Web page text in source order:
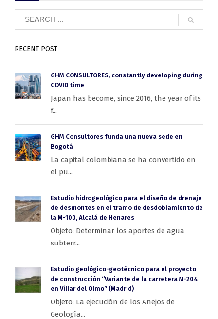
RECENT POST
GHM CONSULTORES, constantly developing during
COVID time
Japan has become, since 2016, the year of its
f...
GHM Consultores funda una nueva sede en
Bogotá
La capital colombiana se ha convertido en
el pu...
Estudio hidrogeológico para el diseño de drenaje
de desmontes en el tramo de desdoblamiento de
la M-100, Alcalá de Henares
Objeto: Determinar los aportes de agua
subterr...
Estudio geológico-geotécnico para el proyecto
de construcción “Variante de la carretera M-204
en Villar del Olmo” (Madrid)
Objeto: La ejecución de los Anejos de
Geología...